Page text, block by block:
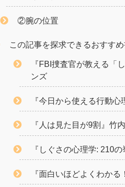
②腕の位置
この記事を探求できるおすす
『FBI捜査官が教える「
ンズ
『今日から使える行動心
『人は見た目が9割』竹
『しぐさの心理学: 210
『面白いほどよくわか